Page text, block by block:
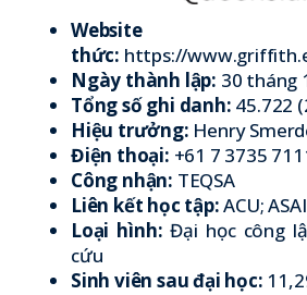
Website
thức: https://
Ngày thành lập: 30 tháng
Tổng số ghi danh: 45.722
Hiệu trưởng: Henry
Điện thoại: +61 7 3735
Công nhận: TEQSA
Liên kết học tập:ACU;
Loại hình: Đại học công
cứu
Sinh viên sau đại học: